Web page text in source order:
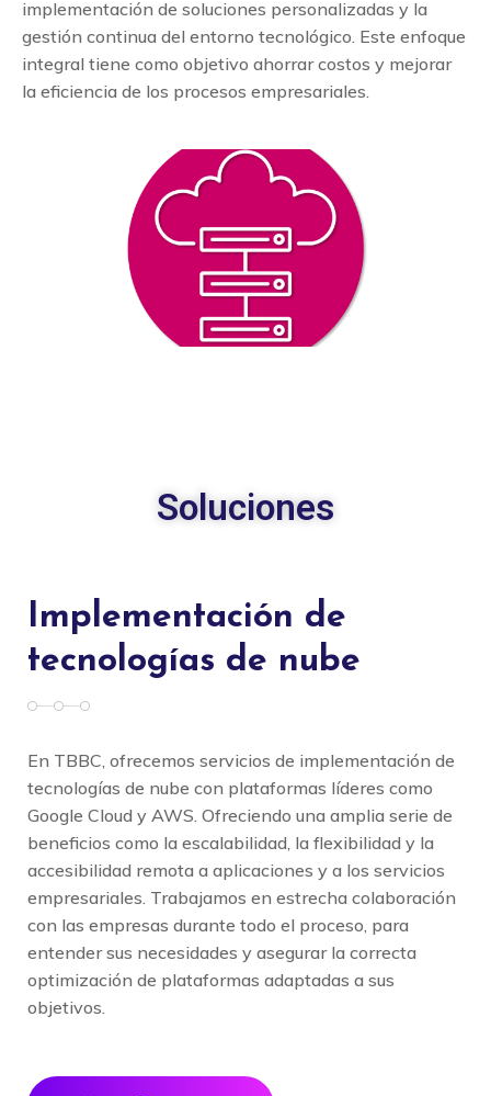
implementación de soluciones personalizadas y la
gestión continua del entorno tecnológico. Este enfoque
integral tiene como objetivo ahorrar costos y mejorar
la eficiencia de los procesos empresariales.
Soluciones
Implementación de
tecnologías de nube
En TBBC, ofrecemos servicios de implementación de
tecnologías de nube con plataformas líderes como
Google Cloud y AWS. Ofreciendo una amplia serie de
beneficios como la escalabilidad, la flexibilidad y la
accesibilidad remota a aplicaciones y a los servicios
empresariales. Trabajamos en estrecha colaboración
con las empresas durante todo el proceso, para
entender sus necesidades y asegurar la correcta
optimización de plataformas adaptadas a sus
objetivos.